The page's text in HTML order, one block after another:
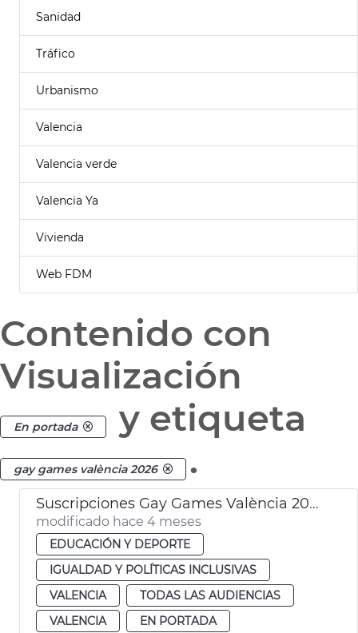
Sanidad
Tráfico
Urbanismo
Valencia
Valencia verde
Valencia Ya
Vivienda
Web FDM
Contenido con
Visualización
En portada y etiqueta
gay games valència 2026 .
Suscripciones Gay Games València 2026
modificado hace 4 meses
EDUCACIÓN Y DEPORTE
IGUALDAD Y POLÍTICAS INCLUSIVAS
VALENCIA
TODAS LAS AUDIENCIAS
VALENCIA
EN PORTADA